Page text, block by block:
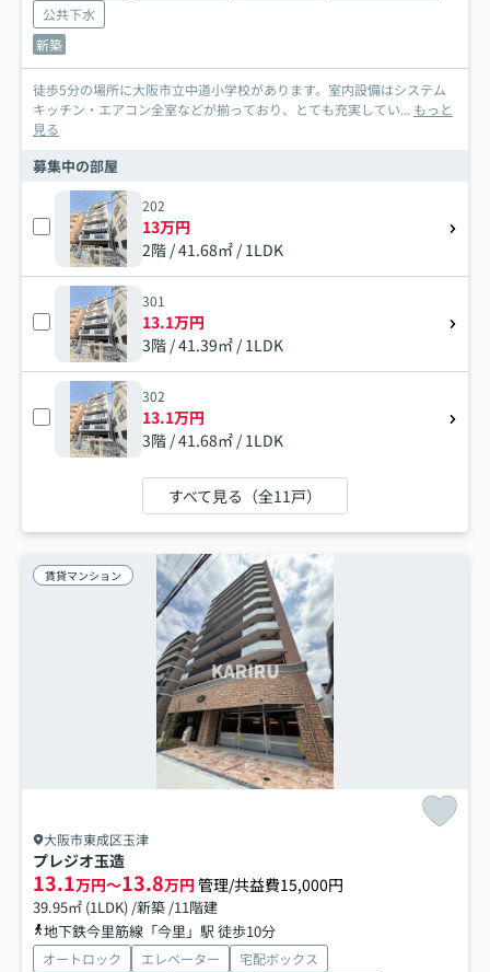
公共下水
新築
徒歩5分の場所に大阪市立中道小学校があります。室内設備はシステム
キッチン・エアコン全室などが揃っており、とても充実してい... もっと
見る
募集中の部屋
202
13万円
2階 / 41.68㎡ / 1LDK
301
13.1万円
3階 / 41.39㎡ / 1LDK
302
13.1万円
3階 / 41.68㎡ / 1LDK
すべて見る（全11戸）
賃貸マンション
大阪市東成区玉津
プレジオ玉造
13.1万円～13.8万円 管理/共益費15,000円
39.95㎡ (1LDK) /新築 /11階建
地下鉄今里筋線「今里」駅 徒歩10分
オートロック エレベーター
宅配ボックス